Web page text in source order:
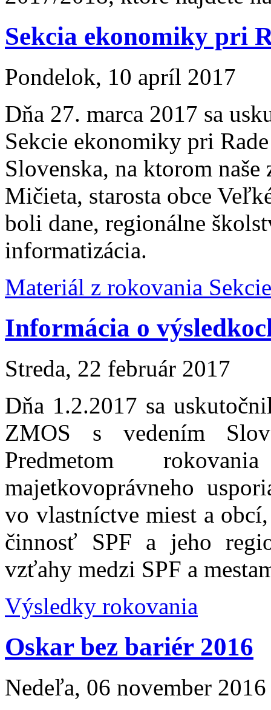
Sekcia ekonomiky pri
Pondelok, 10 apríl 2017
Dňa 27. marca 2017 sa
Sekcie ekonomiky pri
Slovenska, na ktorom
Mičieta, starosta obce
boli dane, regionálne
informatizácia.
Materiál z rokovania
Informácia o
Streda, 22 február 2017
Dňa 1.2.2017 sa
ZMOS s vedením
Predmetom
majetkovoprávneho
vo vlastníctve miest a
činnosť SPF a jeho
vzťahy medzi SPF a
Výsledky rokovania
Oskar bez bariér 2016
Nedeľa, 06 november 2016